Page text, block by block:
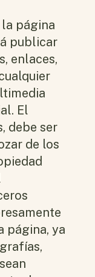
la página
publicar
enlaces,
El
debe ser
de los
página, ya